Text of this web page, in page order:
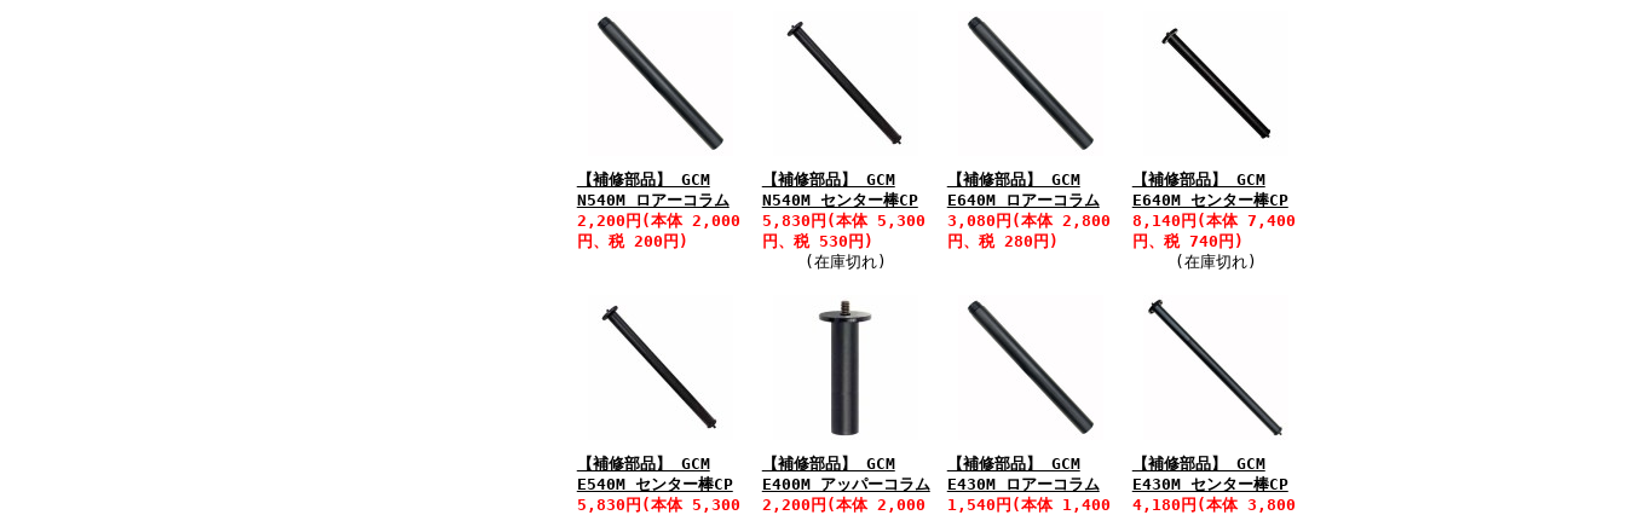
【補修部品】 GCM
N540M ロアーコラム
2,200円(本体 2,000
円、税 200円)
【補修部品】 GCM
N540M センター棒CP
5,830円(本体 5,300
円、税 530円)
(在庫切れ)
【補修部品】 GCM
E640M ロアーコラム
3,080円(本体 2,800
円、税 280円)
【補修部品】 GCM
E640M センター棒CP
8,140円(本体 7,400
円、税 740円)
(在庫切れ)
【補修部品】 GCM
E540M センター棒CP
5,830円(本体 5,300
【補修部品】 GCM
E400M アッパーコラム
2,200円(本体 2,000
【補修部品】 GCM
E430M ロアーコラム
1,540円(本体 1,400
【補修部品】 GCM
E430M センター棒CP
4,180円(本体 3,800